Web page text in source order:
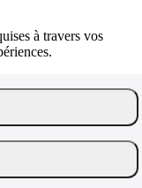
à travers vos